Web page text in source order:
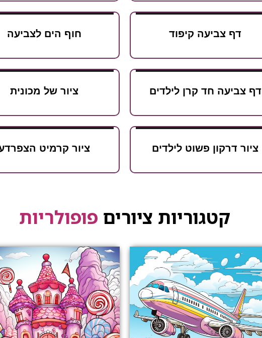
דף צביעה קיפוד חוף הים לצביעה
דף צביעה חד קרן לילדים ציור של מכונית
ציור דרקון פשוט לילדים ציור קרמיט
קטגוריות ציורים פופולריות